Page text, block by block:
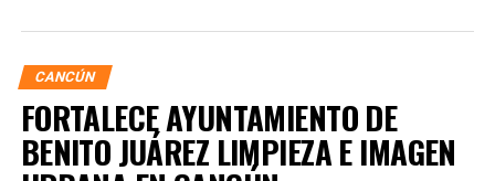
CANCÚN
FORTALECE AYUNTAMIENTO DE
BENITO JUÁREZ LIMPIEZA E IMAGEN